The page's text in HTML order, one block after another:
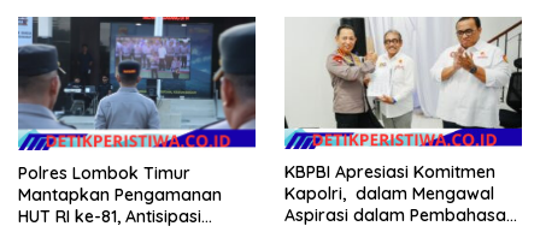
NTB
Polres Lombok Timur
Mantapkan Pengamanan
HUT RI ke-81, Antisipasi
KBPBI Apresiasi Komitmen
Kapolri, dalam Mengawal
Aspirasi dalam Pembahasan